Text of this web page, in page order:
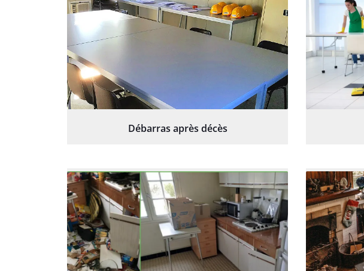
Débarras après décès